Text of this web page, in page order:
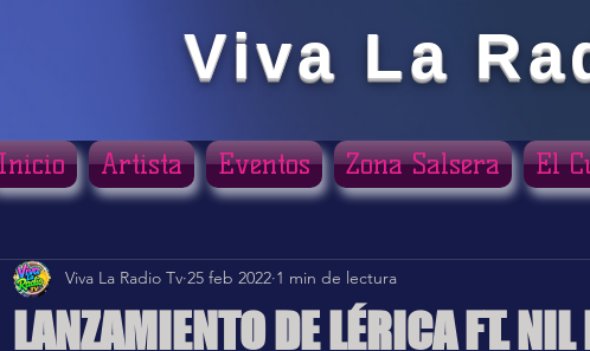
Viva La
LANZAMIENTO DE LÉRICA FT.
Viva La Radio Tv 25 feb 2022 1 min de lectura
Artista Eventos Zona Salsera El